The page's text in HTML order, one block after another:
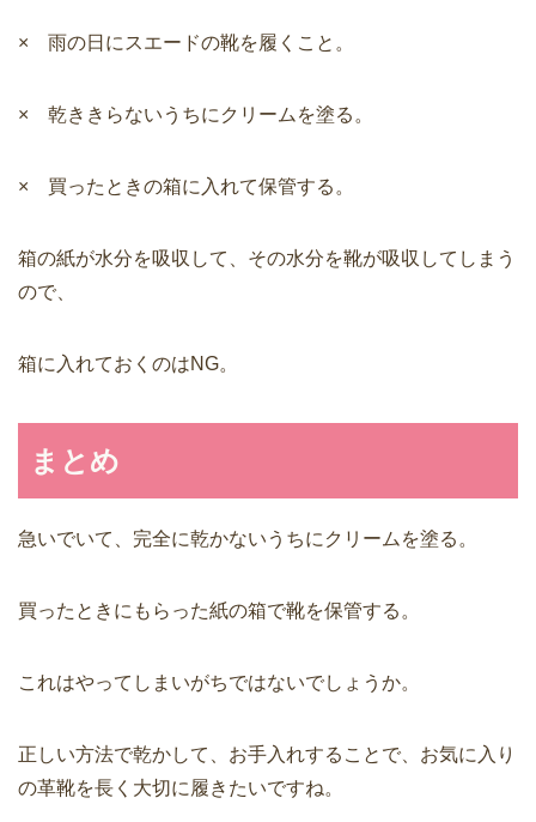
× 雨の日にスエードの靴を履くこと。
× 乾ききらないうちにクリームを塗る。
× 買ったときの箱に入れて保管する。
箱の紙が水分を吸収して、その水分を靴が吸収してしまう
ので、
箱に入れておくのはNG。
まとめ
急いでいて、完全に乾かないうちにクリームを塗る。
買ったときにもらった紙の箱で靴を保管する。
これはやってしまいがちではないでしょうか。
正しい方法で乾かして、お手入れすることで、お気に入り
の革靴を長く大切に履きたいですね。